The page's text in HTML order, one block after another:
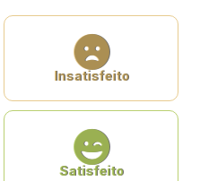
Insatisfeito
Satisfeito